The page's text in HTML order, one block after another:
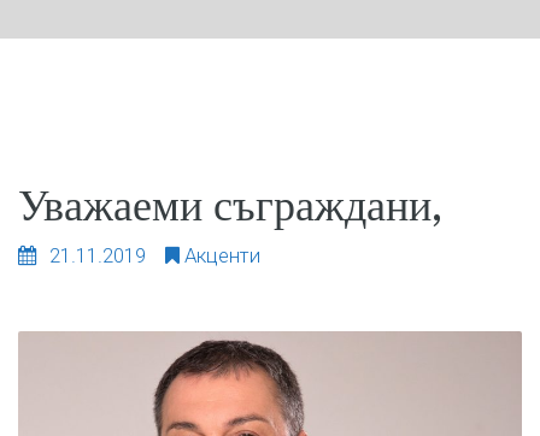
Уважаеми съграждани,
21.11.2019 Акценти